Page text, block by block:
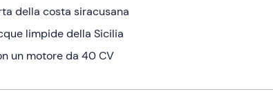
della costa siracusana
limpide della Sicilia
un motore da 40 CV